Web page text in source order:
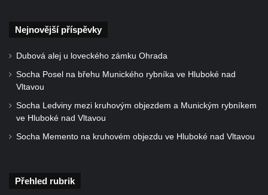
Nejnovější příspěvky
Dubová alej u loveckého zámku Ohrada
Socha Posel na břehu Munického rybníka ve Hluboké nad
Vltavou
Socha Ledviny mezi kruhovým objezdem a Munickým rybníkem
ve Hluboké nad Vltavou
Socha Memento na kruhovém objezdu ve Hluboké nad Vltavou
Přehled rubrik